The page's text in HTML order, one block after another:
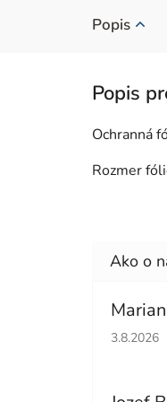
Popis
Ochranná
Rozmer
3.8.2026